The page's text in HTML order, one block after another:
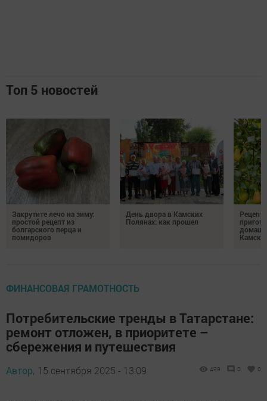
Топ 5 новостей
Закрутите лечо на зиму:
простой рецепт из
болгарского перца и
помидоров
День двора в Камских
Полянах: как прошел
ФИНАНСОВАЯ ГРАМОТНОСТЬ
Потребительские тренды в Татарстане:
ремонт отложен, в приоритете –
сбережения и путешествия
Автор, 15 сентября 2025 - 13:09 499 0 0